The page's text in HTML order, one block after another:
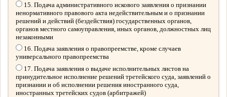
15. Подача административного искового заявления о признании
ненормативного правового акта недействительным и о признании
решений и действий (бездействия) государственных органов,
органов местного самоуправления, иных органов, должностных лиц
незаконными
16. Подача заявления о правопреемстве, кроме случаев
универсального правопреемства
17. Подача заявления о выдаче исполнительных листов на
принудительное исполнение решений третейского суда, заявлений о
признании и об исполнении решения иностранного суда,
иностранных третейских судов (арбитражей)